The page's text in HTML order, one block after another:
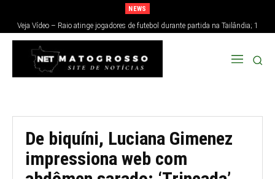
NEWS
Veja Vídeo – Raio atinge jogadores de futebol durante partida na Tailândia; 1
morre e 12 ficam feridos
De biquíni, Luciana Gimenez
impressiona web com